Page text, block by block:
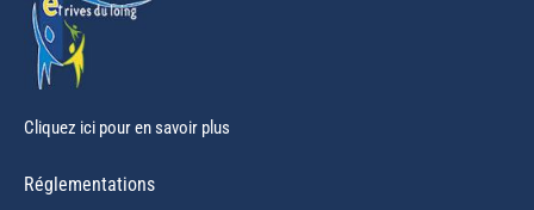
Cliquez ici pour en savoir plus
Réglementations